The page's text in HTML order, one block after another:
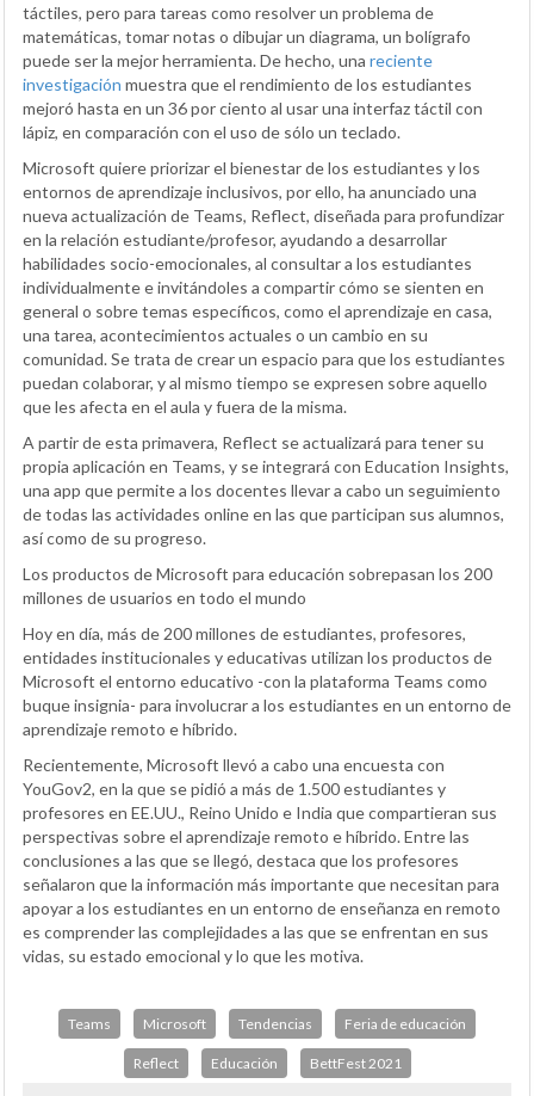
táctiles, pero para tareas como resolver un problema de
matemáticas, tomar notas o dibujar un diagrama, un bolígrafo
puede ser la mejor herramienta. De hecho, una reciente
investigación muestra que el rendimiento de los estudiantes
mejoró hasta en un 36 por ciento al usar una interfaz táctil con
lápiz, en comparación con el uso de sólo un teclado.
Microsoft quiere priorizar el bienestar de los estudiantes y los
entornos de aprendizaje inclusivos, por ello, ha anunciado una
nueva actualización de Teams, Reflect, diseñada para profundizar
en la relación estudiante/profesor, ayudando a desarrollar
habilidades socio-emocionales, al consultar a los estudiantes
individualmente e invitándoles a compartir cómo se sienten en
general o sobre temas específicos, como el aprendizaje en casa,
una tarea, acontecimientos actuales o un cambio en su
comunidad. Se trata de crear un espacio para que los estudiantes
puedan colaborar, y al mismo tiempo se expresen sobre aquello
que les afecta en el aula y fuera de la misma.
A partir de esta primavera, Reflect se actualizará para tener su
propia aplicación en Teams, y se integrará con Education Insights,
una app que permite a los docentes llevar a cabo un seguimiento
de todas las actividades online en las que participan sus alumnos,
así como de su progreso.
Los productos de Microsoft para educación sobrepasan los 200
millones de usuarios en todo el mundo
Hoy en día, más de 200 millones de estudiantes, profesores,
entidades institucionales y educativas utilizan los productos de
Microsoft el entorno educativo -con la plataforma Teams como
buque insignia- para involucrar a los estudiantes en un entorno de
aprendizaje remoto e híbrido.
Recientemente, Microsoft llevó a cabo una encuesta con
YouGov2, en la que se pidió a más de 1.500 estudiantes y
profesores en EE.UU., Reino Unido e India que compartieran sus
perspectivas sobre el aprendizaje remoto e híbrido. Entre las
conclusiones a las que se llegó, destaca que los profesores
señalaron que la información más importante que necesitan para
apoyar a los estudiantes en un entorno de enseñanza en remoto
es comprender las complejidades a las que se enfrentan en sus
vidas, su estado emocional y lo que les motiva.
Teams Microsoft Tendencias Feria de educación
Reflect Educación BettFest 2021